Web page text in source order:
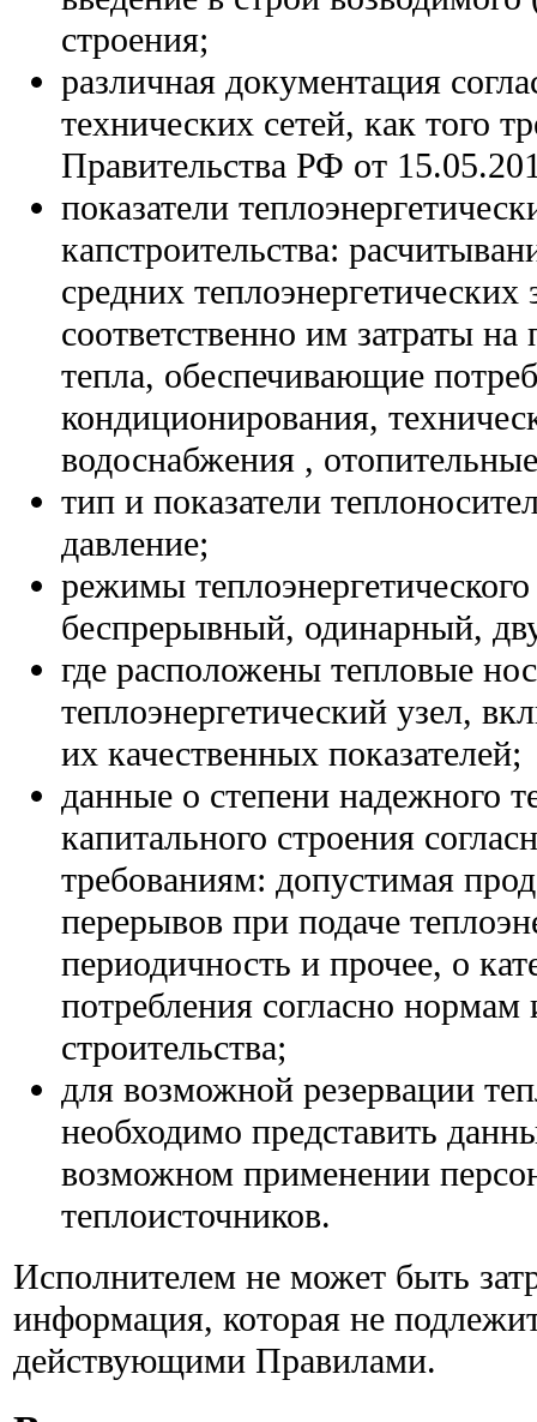
строения;
различная документация
технических сетей, как того
Правительства РФ от
показатели
капстроительства:
средних теплоэнергетических
соответственно им затраты
тепла, обеспечивающие
кондиционирования,
водоснабжения ,
тип и показатели
давление;
режимы
беспрерывный, одинарный,
где расположены тепловые
теплоэнергетический узел,
их качественных показателей;
данные о степени надежного
капитального строения
требованиям: допустимая
перерывов при подаче
периодичность и прочее, о
потребления согласно
строительства;
для возможной резервации
необходимо представить
возможном применении
теплоисточников.
Исполнителем не может быть
информация, которая не
действующими Правилами.